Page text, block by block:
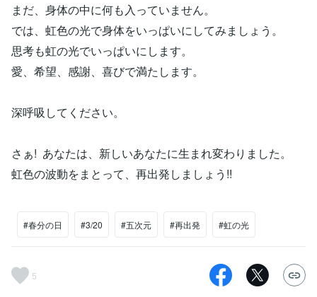
まだ、身体の中に何も入っていません。
では、虹色の光で身体をいっぱいにしてみましょう。
思考も虹の光でいっぱいにします。
愛、希望、感謝、喜びで満たします。
深呼吸してください。
さぁ! あなたは、新しいあなたに生まれ変わりました。
虹色の波動をまとって、再出発しましょう!!
#春分の日 #3/20 #五次元 #再出発 #虹の光
5